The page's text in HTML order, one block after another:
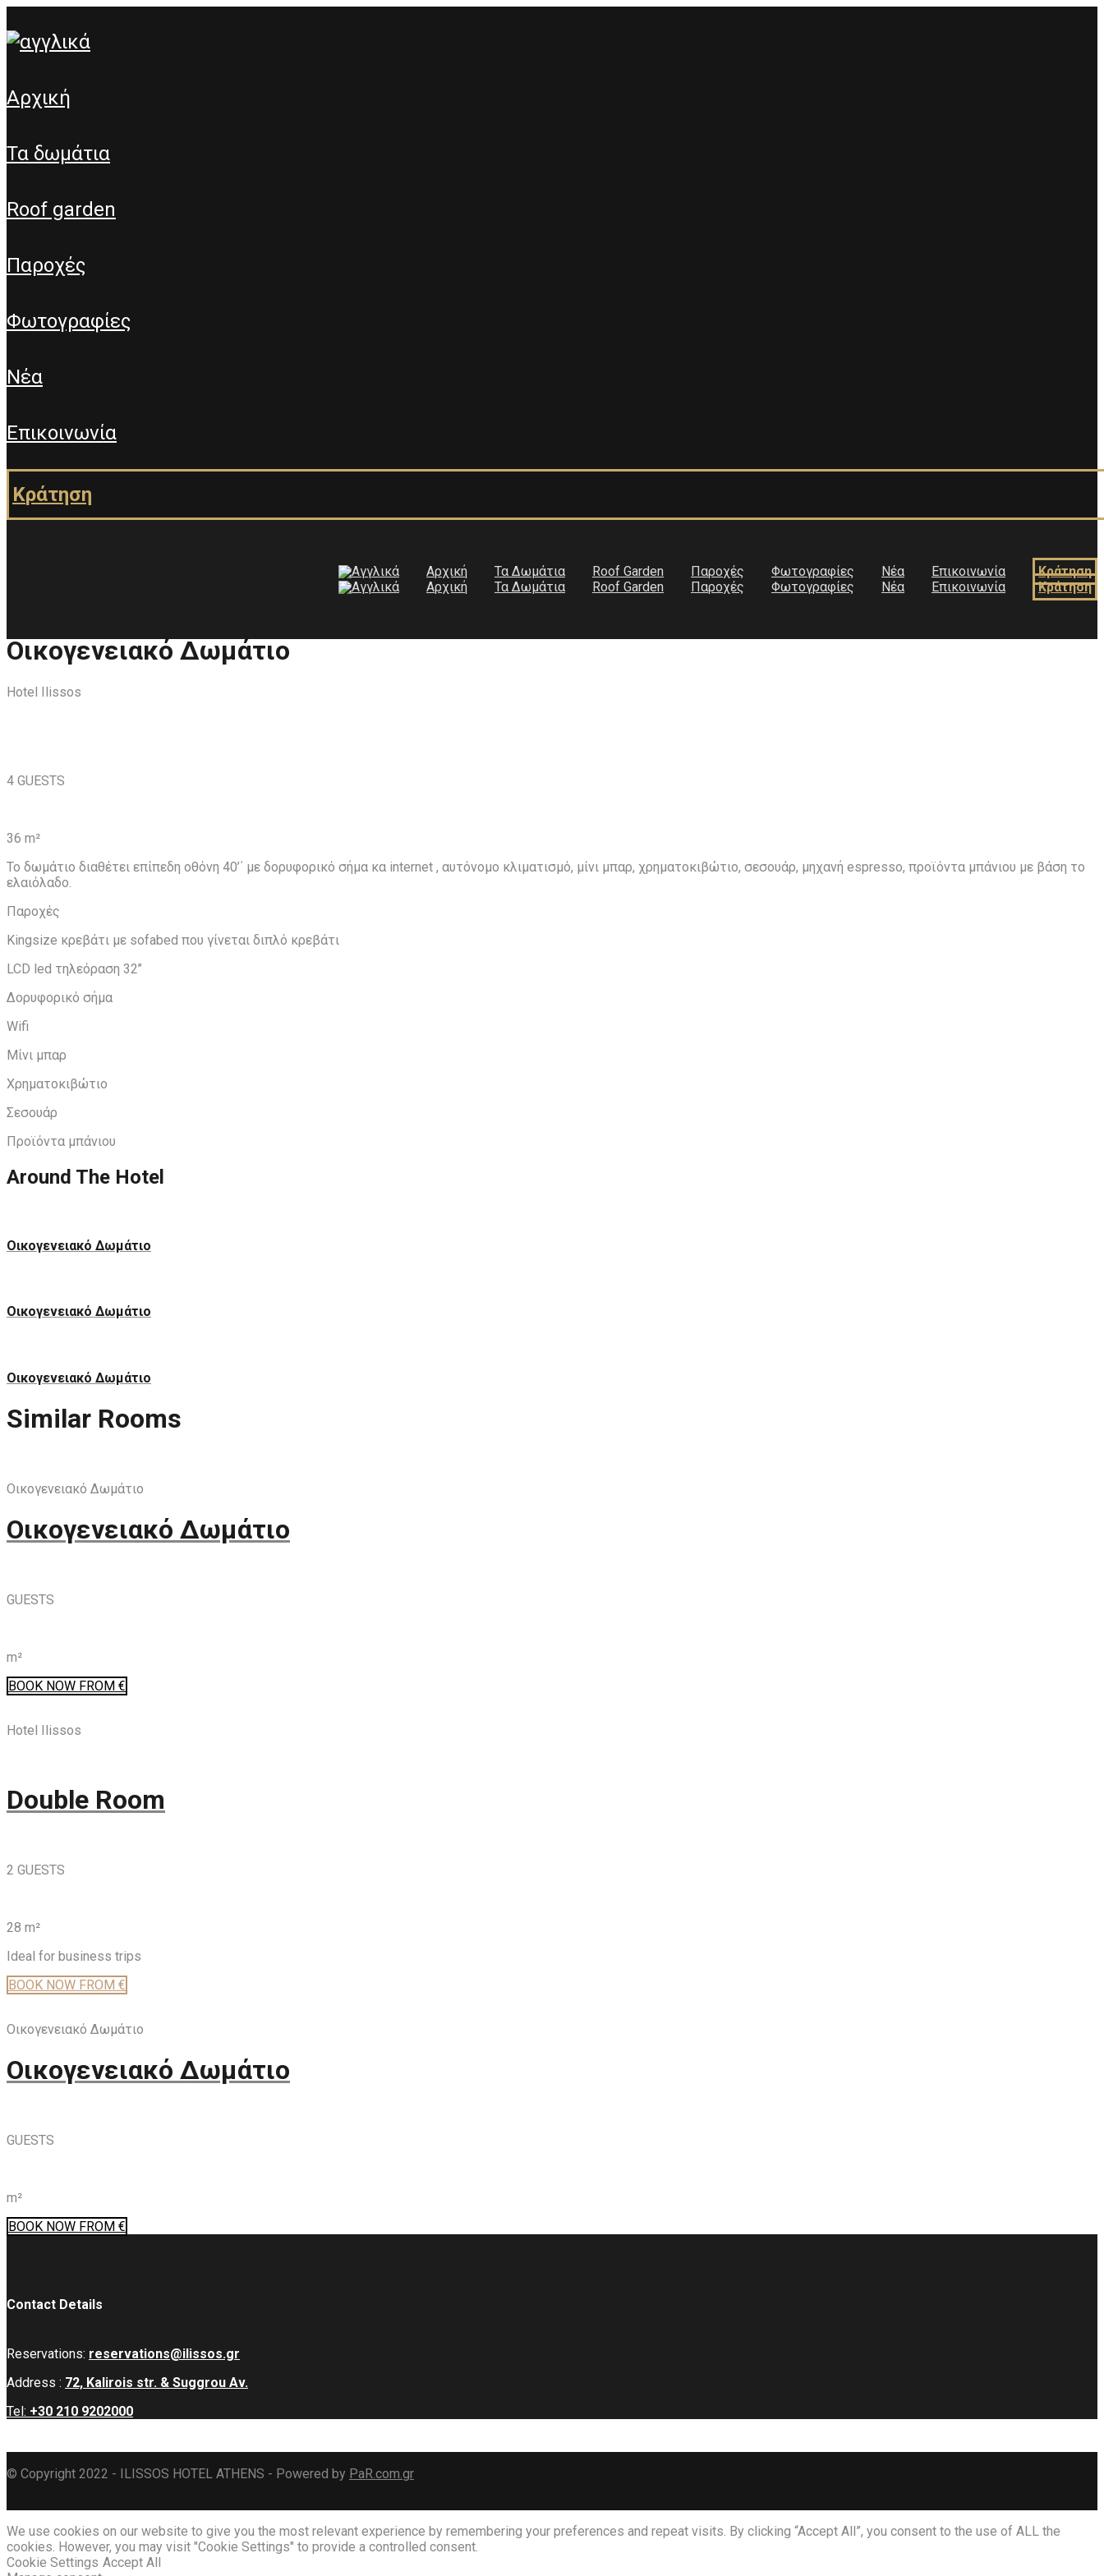
αρχική
τα δωμάτια
roof garden
παροχές
φωτογραφίες
νέα
επικοινωνία
κράτηση
Αρχική Τα Δωμάτια Roof Garden Παροχές Φωτογραφίες Νέα Επικοινωνία
Κράτηση
Αρχική
Τα Δωμάτια Roof Garden Παροχές Φωτογραφίες Νέα Επικοινωνία Κράτηση
Οικογενειακό Δωμάτιο
Hotel Ilissos
4 GUESTS
36 m²
Το δωμάτιο διαθέτει επίπεδη οθόνη 40’΄ με δορυφορικό σήμα κα internet , αυτόνομο κλιματισμό, μίνι μπαρ, χρηματοκιβώτιο, σεσουάρ, μηχανή espresso, προϊόντα μπάνιου με βάση το
ελαιόλαδο.
Παροχές
Kingsize κρεβάτι με sofabed που γίνεται διπλό κρεβάτι
LCD led τηλεόραση 32’’
Δορυφορικό σήμα
Wifi
Μίνι μπαρ
Χρηματοκιβώτιο
Σεσουάρ
Προϊόντα μπάνιου
Around The Hotel
Οικογενειακό Δωμάτιο
Οικογενειακό Δωμάτιο
Οικογενειακό Δωμάτιο
Similar Rooms
Οικογενειακό Δωμάτιο
Οικογενειακό Δωμάτιο
GUESTS
m²
BOOK NOW FROM €
Hotel Ilissos
Double Room
2 GUESTS
28 m²
Ideal for business trips
BOOK NOW FROM €
Οικογενειακό Δωμάτιο
Οικογενειακό Δωμάτιο
GUESTS
m²
BOOK NOW FROM €
Contact Details
Reservations: reservations@ilissos.gr
Address : 72, Kalirois str. & Suggrou Av.
Tel: +30 210 9202000
© Copyright 2022 - ILISSOS HOTEL ATHENS - Powered by PaR.com.gr
We use cookies on our website to give you the most relevant experience by remembering your preferences and repeat visits. By clicking “Accept All”, you consent to the use of ALL the
cookies. However, you may visit "Cookie Settings" to provide a controlled consent.
Cookie Settings Accept All